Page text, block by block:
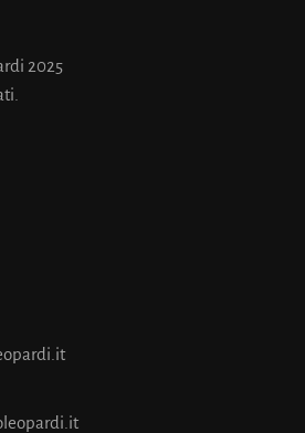
2025